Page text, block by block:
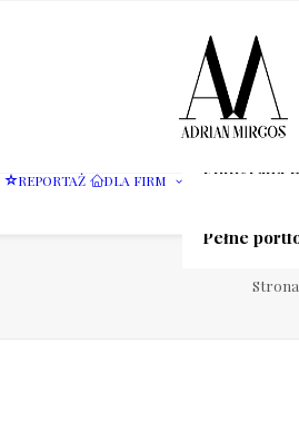
REPORTAŻ DLA FIRM
Fotografia
Pełne
Strona